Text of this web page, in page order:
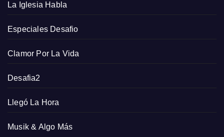
La Iglesia Habla
Especiales Desafio
Clamor Por La Vida
Desafia2
Llegó La Hora
Musik & Algo Más